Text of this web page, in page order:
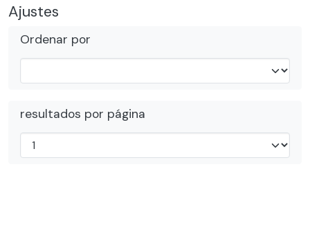
Ajustes
Ordenar por
resultados por página